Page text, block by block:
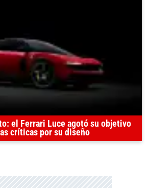
el Ferrari Luce agotó su objetivo
críticas por su diseño